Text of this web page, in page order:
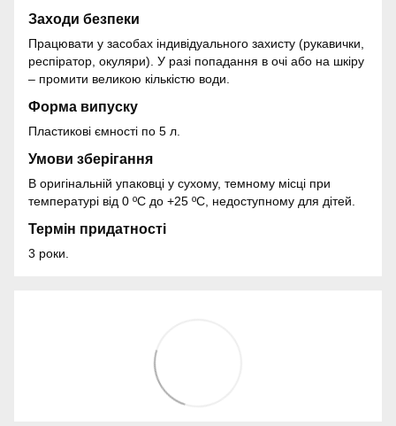
Заходи безпеки
Працювати у засобах індивідуального захисту (рукавички,
респіратор, окуляри). У разі попадання в очі або на шкіру
– промити великою кількістю води.
Форма випуску
Пластикові ємності по 5 л.
Умови зберігання
В оригінальній упаковці у сухому, темному місці при
температурі від 0 ºС до +25 ºС, недоступному для дітей.
Термін придатності
3 роки.